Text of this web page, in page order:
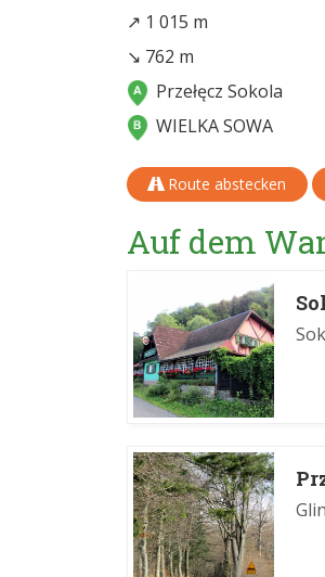
↗ 1 015 m
↘ 762 m
Przełęcz Sokola
WIELKA SOWA
Route abstecken
Auf dem